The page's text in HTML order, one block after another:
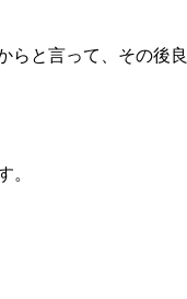
と言って、その後
。